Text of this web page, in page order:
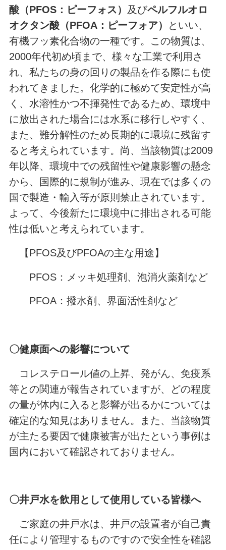
酸（PFOS：ピーフォス） 及びペルフルオロ
オクタン酸（PFOA：ピーフォア）
といい、
有機フッ素化合物の一種です。この物質は、
2000年代初め頃まで、様々な工業で利用さ
れ、私たちの身の回りの製品を作る際にも使
われてきました。化学的に極めて安定性が高
く、水溶性かつ不揮発性であるため、環境中
に放出された場合には水系に移行しやすく、
また、難分解性のため長期的に環境に残留す
ると考えられています。尚、当該物質は2009
年以降、環境中での残留性や健康影響の懸念
から、国際的に規制が進み、現在では多くの
国で製造・輸入等が原則禁止されています。
よって、今後新たに環境中に排出される可能
性は低いと考えられています。
【PFOS及びPFOAの主な用途】
PFOS：メッキ処理剤、泡消火薬剤など
PFOA：撥水剤、界面活性剤など
〇健康面への影響について
コレステロール値の上昇、発がん、免疫系
等との関連が報告されていますが、どの程度
の量が体内に入ると影響が出るかについては
確定的な知見はありません。また、当該物質
が主たる要因で健康被害が出たという事例は
国内において確認されておりません。
〇井戸水を飲用として使用している皆様へ
ご家庭の井戸水は、井戸の設置者が自己責
任により管理するものですので安全性を確認